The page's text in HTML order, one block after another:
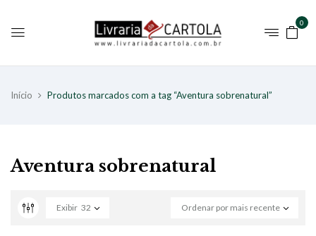
0
Início Produtos marcados com a tag “Aventura sobrenatural”
Aventura sobrenatural
Ordenar por mais recente
Exibir 32